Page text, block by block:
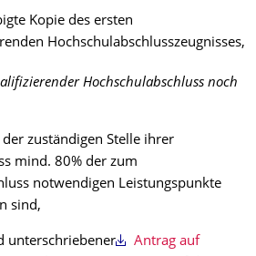
Kopie des ersten
Hochschulabschlusszeugnisses,
Hochschulabschluss noch
zuständigen Stelle ihrer
mind. 80% der zum
notwendigen Leistungspunkte
sind,
unterschriebener
Antrag auf